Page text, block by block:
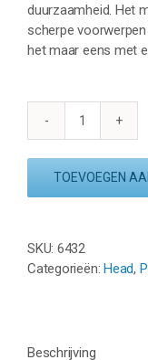
duurzaamheid. Het
scherpe
het maar eens met
HEAD
SKIN
TOEVOEGEN
SKU: 6432
Categorieën:Head,
Beschrijving